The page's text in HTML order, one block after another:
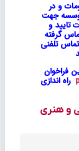
و در
جهت
تایید و
گرفته
تماس تلفنی
فراخوان
راه اندازی
و هنری